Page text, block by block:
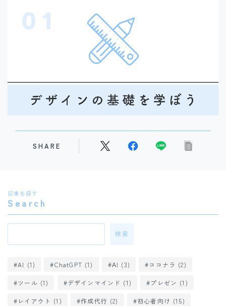
研修医必見！症例報告スライドの作り方基本ガイド
研修医必見！初めての抄読会を成功させる攻略ガイド
SHARE
記事を探す
Search
検索
AI (1) ChatGPT (1) ΑI (3) ココナラ (2)
ツール (1) デザインマインド (1) プレゼン (1)
レイアウト (1) 作成代行 (2) 初心者向け (15)